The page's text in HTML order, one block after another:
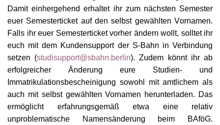
Damit einhergehend erhaltet ihr zum nächsten Semester
euer Semesterticket auf denselbst gewähltenVornamen.
Falls ihr euer Semesterticket vorher ändern wollt, solltet ihr
euch mit dem Kundensupport der S-Bahn in Verbindung
setzen (studisupport@sbahn.berlin). Zudem könnt ihr ab
erfolgreicher Änderung eure Studien- und
Immatrikulationsbescheinigung sowohl mit amtlichem als
auch mit selbst gewählten Vornamen herunterladen. Das
ermöglicht erfahrungsgemäß etwa eine relativ
unproblematische Namensänderung beim BAföG.